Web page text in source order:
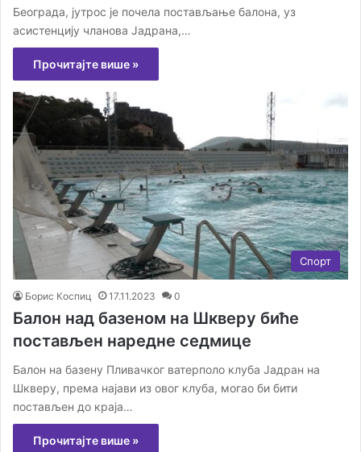
Београда, јутрос је почела постављање балона, уз
асистенцију чланова Јадрана,…
Прочитајте више »
Спорт
Борис Коспиц 17.11.2023 0
Балон над базеном на Шкверу биће
постављен наредне седмице
Балон на базену Пливачког ватерполо клуба Јадран на
Шкверу, према најави из овог клуба, могао би бити
постављен до краја…
Прочитајте више »